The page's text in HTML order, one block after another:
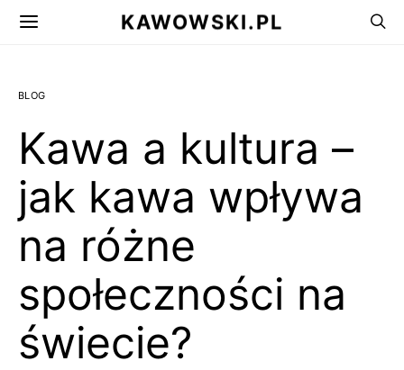
KAWOWSKI.PL
BLOG
Kawa a kultura –
jak kawa wpływa
na różne
społeczności na
świecie?